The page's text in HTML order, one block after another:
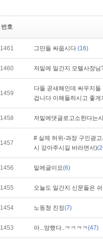
번호
1461 그만들 싸웁시다 (16)
1460 저밑에 일간지 모텔사장님
1459
다들 곧새해인데 싸우지
겁니다 이해들하시고 좋
1458 저밑에댓글로고소한다는
1457
# 실제 허위-과장 구인광
시 갚아주시길 바라면서)
1456 밑에글이요(6)
1455 오늘도 일간지 신문들은
1454 노동청 진정(7)
1453 아...망했다..ㅋㅋㅋㅋ(47)